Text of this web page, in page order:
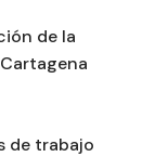
de la
de trabajo